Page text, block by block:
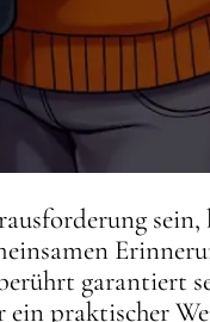
sein,
garantiert
ein praktischer